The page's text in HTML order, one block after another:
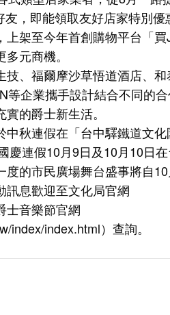
，即能領取友好店家特別
架至今年首創購物平台「
元商機。
、福爾摩沙草悟道酒店、
企業攜手設計結合不同的
的爵士新生活。
秋連假在「台中驛鐵道文
慶連假10月9日及10月10日
的市民廣場舞台盛事將自
訊息歡迎至文化局官網
士音樂節官網
index/index.html）查詢。